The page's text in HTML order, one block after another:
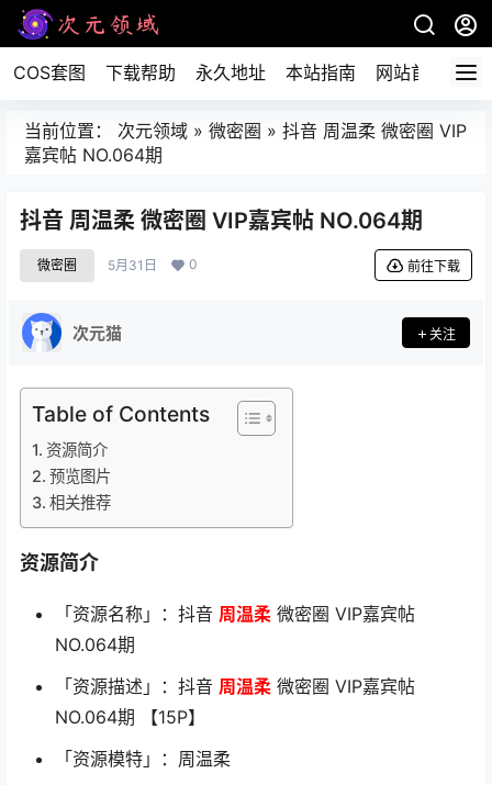
COS套图 下载帮助 永久地址 本站指南 网站首页
当前位置： 次元领域 » 微密圈 » 抖音 周温柔 微密圈 VIP
嘉宾帖 NO.064期
抖音 周温柔 微密圈 VIP嘉宾帖 NO.064期
微密圈 5月31日 0 前往下载
次元猫 关注
Table of Contents
资源简介
预览图片
相关推荐
资源简介
「资源名称」：抖音 周温柔 微密圈 VIP嘉宾帖
NO.064期
「资源描述」：抖音 周温柔 微密圈 VIP嘉宾帖
NO.064期 【15P】
「资源模特」：周温柔